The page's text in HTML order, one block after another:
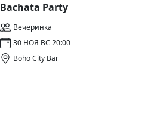
Bachata Party
Вечеринка
30 НОЯ ВС 20:00
Boho City Bar